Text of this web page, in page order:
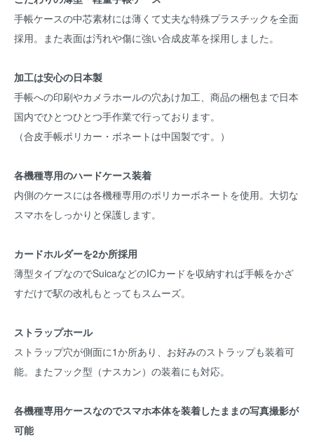
手帳ケースの中芯素材には薄くて丈夫な特殊プラスチックを全面
採用。また表面は汚れや傷に強い合成皮革を採用しました。
加工は安心の日本製
手帳への印刷やカメラホールの穴あけ加工、商品の梱包まで日本
国内でひとつひとつ手作業で行っております。
（合皮手帳ポリカー・ボネートは中国製です。）
各機種専用のハードケース装着
内側のケースには各機種専用のポリカーボネートを使用。大切な
スマホをしっかりと保護します。
カードホルダーを2か所採用
薄型タイプなのでSuicaなどのICカードを収納すれば手帳をかざ
すだけで駅の改札もとってもスムーズ。
ストラップホール
ストラップ穴が側面に1か所あり、お好みのストラップも装着可
能。またフック型（ナスカン）の装着にも対応。
各機種専用ケースなのでスマホ本体を装着したままの写真撮影が
可能